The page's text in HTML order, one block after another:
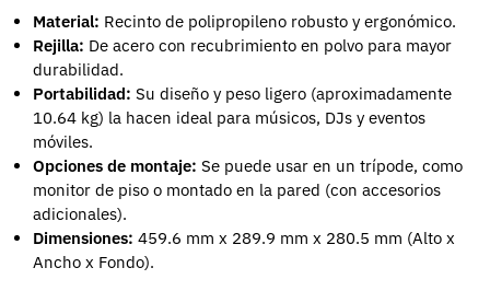
Material: Recinto de polipropileno robusto y ergonómico.
Rejilla: De acero con recubrimiento en polvo para mayor
durabilidad.
Portabilidad: Su diseño y peso ligero (aproximadamente
10.64 kg) la hacen ideal para músicos, DJs y eventos
móviles.
Opciones de montaje: Se puede usar en un trípode, como
monitor de piso o montado en la pared (con accesorios
adicionales).
Dimensiones: 459.6 mm x 289.9 mm x 280.5 mm (Alto x
Ancho x Fondo).